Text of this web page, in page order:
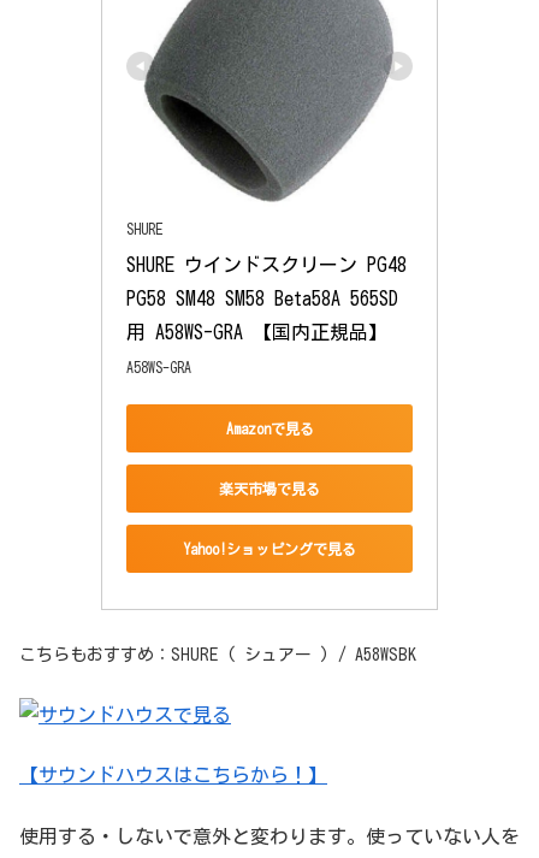
SHURE
SHURE ウインドスクリーン PG48
PG58 SM48 SM58 Beta58A 565SD
用 A58WS-GRA 【国内正規品】
A58WS-GRA
Amazonで見る
楽天市場で見る
Yahoo!ショッピングで見る
こちらもおすすめ：SHURE ( シュアー ) / A58WSBK
【サウンドハウスはこちらから！】
使用する・しないで意外と変わります。使っていない人を